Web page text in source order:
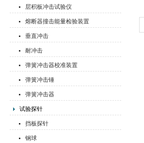
层积板冲击试验仪
熔断器撞击能量检验装置
垂直冲击
耐冲击
弹簧冲击器校准装置
弹簧冲击锤
弹簧冲击器
试验探针
挡板探针
钢球